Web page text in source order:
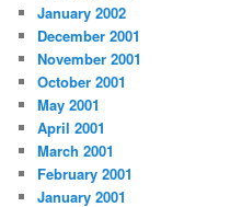
January 2002
December 2001
November 2001
October 2001
May 2001
April 2001
March 2001
February 2001
January 2001